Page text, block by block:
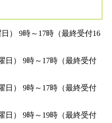
） 9時～17時（最終受付16
日） 9時～17時（最終受付
日） 9時～17時（最終受付
日） 9時～19時（最終受付